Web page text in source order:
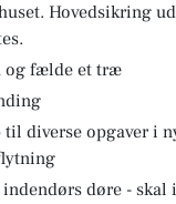
Hovedsikring
og fælde et træ
diverse opgaver i
døre - skal